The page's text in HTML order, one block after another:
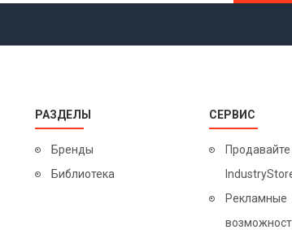
РАЗДЕЛЫ
Бренды
Библиотека
СЕРВИС
Продавайте
Рекламные